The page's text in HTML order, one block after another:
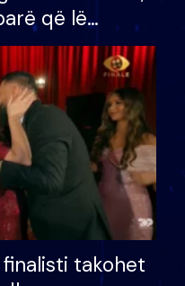
që lë
për
takohet